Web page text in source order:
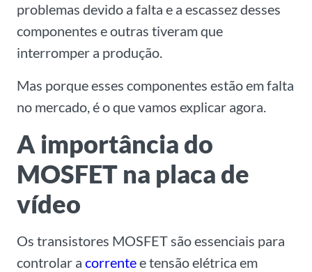
problemas devido a falta e a escassez desses
componentes e outras tiveram que
interromper a produção.
Mas porque esses componentes estão em falta
no mercado, é o que vamos explicar agora.
A importância do
MOSFET na placa de
vídeo
Os transistores MOSFET são essenciais para
controlar a correntee tensão elétrica em